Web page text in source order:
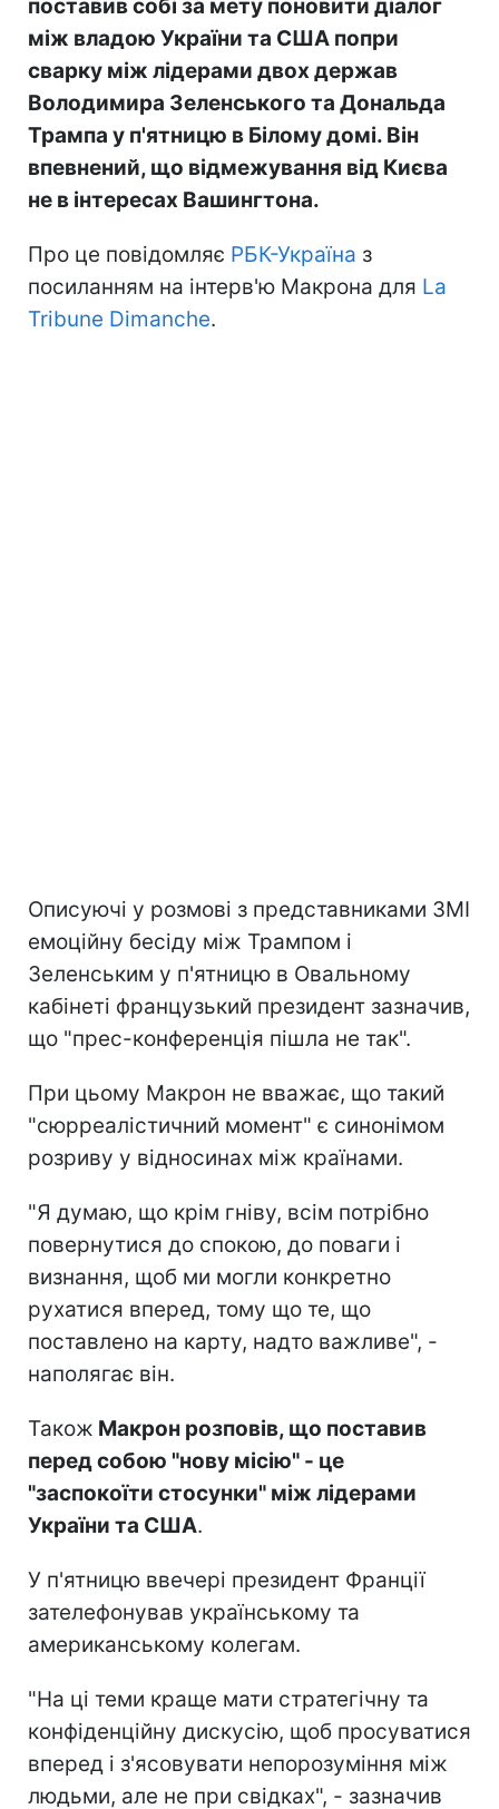
поставив собі за мету поновити діалог
між владою України та США попри
сварку між лідерами двох держав
Володимира Зеленського та Дональда
Трампа у п'ятницю в Білому домі. Він
впевнений, що відмежування від Києва
не в інтересах Вашингтона.
Про це повідомляє РБК-Україна з
посиланням на інтерв'ю Макрона для La
Tribune Dimanche.
Описуючі у розмові з представниками ЗМІ
емоційну бесіду між Трампом і
Зеленським у п'ятницю в Овальному
кабінеті французький президент зазначив,
що "прес-конференція пішла не так".
При цьому Макрон не вважає, що такий
"сюрреалістичний момент" є синонімом
розриву у відносинах між країнами.
"Я думаю, що крім гніву, всім потрібно
повернутися до спокою, до поваги і
визнання, щоб ми могли конкретно
рухатися вперед, тому що те, що
поставлено на карту, надто важливе", -
наполягає він.
Також Макрон розповів, що поставив
перед собою "нову місію" - це
"заспокоїти стосунки" між лідерами
України та США.
У п'ятницю ввечері президент Франції
зателефонував українському та
американському колегам.
"На ці теми краще мати стратегічну та
конфіденційну дискусію, щоб просуватися
вперед і з'ясовувати непорозуміння між
людьми, але не при свідках", - зазначив